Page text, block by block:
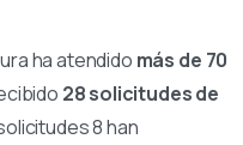
ha atendido más de 70
28 solicitudes de
8 han